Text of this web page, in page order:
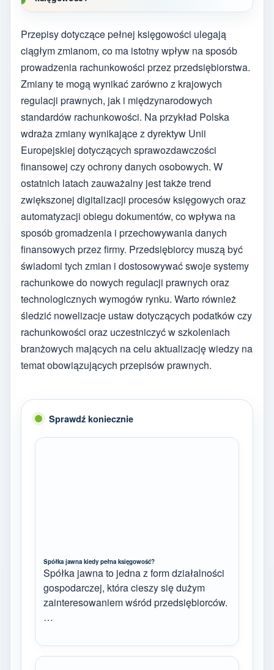
Przepisy dotyczące pełnej księgowości ulegają
ciągłym zmianom, co ma istotny wpływ na sposób
prowadzenia rachunkowości przez przedsiębiorstwa.
Zmiany te mogą wynikać zarówno z krajowych
regulacji prawnych, jak i międzynarodowych
standardów rachunkowości. Na przykład Polska
wdraża zmiany wynikające z dyrektyw Unii
Europejskiej dotyczących sprawozdawczości
finansowej czy ochrony danych osobowych. W
ostatnich latach zauważalny jest także trend
zwiększonej digitalizacji procesów księgowych oraz
automatyzacji obiegu dokumentów, co wpływa na
sposób gromadzenia i przechowywania danych
finansowych przez firmy. Przedsiębiorcy muszą być
świadomi tych zmian i dostosowywać swoje systemy
rachunkowe do nowych regulacji prawnych oraz
technologicznych wymogów rynku. Warto również
śledzić nowelizacje ustaw dotyczących podatków czy
rachunkowości oraz uczestniczyć w szkoleniach
branżowych mających na celu aktualizację wiedzy na
temat obowiązujących przepisów prawnych.
Sprawdź koniecznie
Spółka jawna kiedy pełna księgowość?
Spółka jawna to jedna z form działalności
gospodarczej, która cieszy się dużym
zainteresowaniem wśród przedsiębiorców.
…